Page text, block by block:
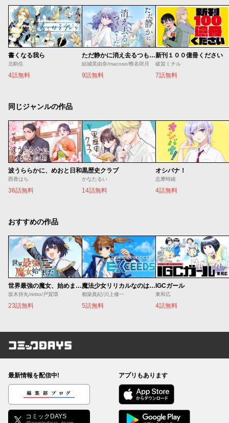
書くなる我ら
北駒生
4話無料
ただ静かに消え去るつもりでした
結城芙由奈/macoso/椎名咲月
9話無料
新刊１００億冊ください
破賀ミチル
7話無料
同じジャンルの作品
波うららかに、めおと日和
西香はち
36話無料
黒歴史クラブ
かなたるい
14話無料
オシバナ！
志摩時緒
4話無料
おすすめの作品
世界最強の魔女、始めました ～私だけ『攻略サイト』を見れる世界で自由に生きます～
坂木持丸/riritto/戸賀環
23話無料
魔法少女リリカルなのは EXCEEDS
都築真紀/川上修一
5話無料
IGCガール
東和広
4話無料
コミックDAYS
最新情報を配信中!
編集部ブログ
コミックDAYS
アプリもあります